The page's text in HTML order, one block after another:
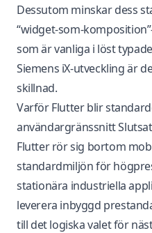
Dessutom minskar dess
“widget-som-
som är vanliga i löst
Siemens iX-utvecklingär
skillnad.
Varför Flutter blir
användargränssnitt
Flutter rör sig bortom
standardmiljön för
stationära industriella
leverera inbyggd
till det logiska valet för